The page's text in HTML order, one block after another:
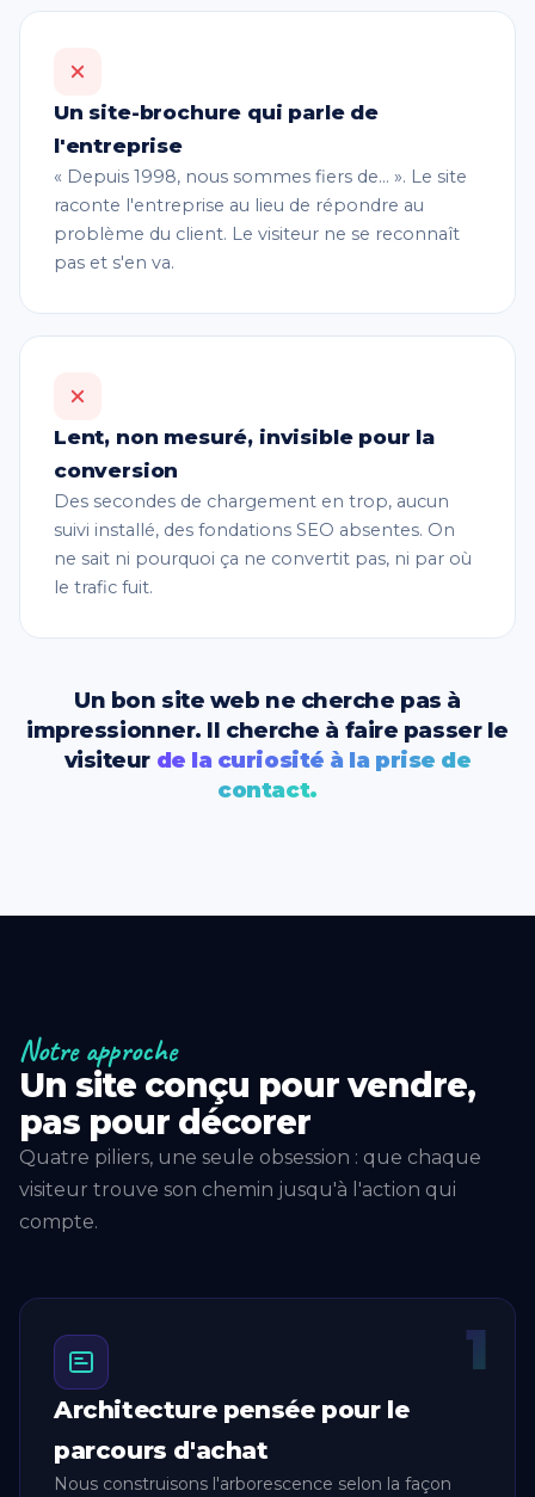
Un site-brochure qui parle de
l'entreprise
« Depuis 1998, nous sommes fiers de… ». Le site
raconte l'entreprise au lieu de répondre au
problème du client. Le visiteur ne se reconnaît
pas et s'en va.
Lent, non mesuré, invisible pour la
conversion
Des secondes de chargement en trop, aucun
suivi installé, des fondations SEO absentes. On
ne sait ni pourquoi ça ne convertit pas, ni par où
le trafic fuit.
Un bon site web ne cherche pas à
impressionner. Il cherche à faire passer le
visiteur de la curiosité à la prise de
contact.
Notre approche
Un site conçu pour vendre,
pas pour décorer
Quatre piliers, une seule obsession : que chaque
visiteur trouve son chemin jusqu'à l'action qui
compte.
1
Architecture pensée pour le
parcours d'achat
Nous construisons l'arborescence selon la façon